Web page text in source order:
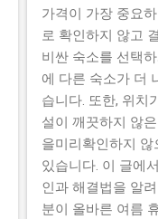
락하는 이유와 합격
로봇기반 공간컴퓨
간컴퓨팅 창업지원
업하는 초기 기업이
는 정부사업입니다.
한 자금을 마련할
가격이 가장 중요
로 확인하지 않고
비싼 숙소를 선택
에 다른 숙소가 더
습니다. 또한, 위치
설이 깨끗하지 않
을미리확인하지
있습니다. 이 글에
인과 해결법을 알
분이 올바른 여름